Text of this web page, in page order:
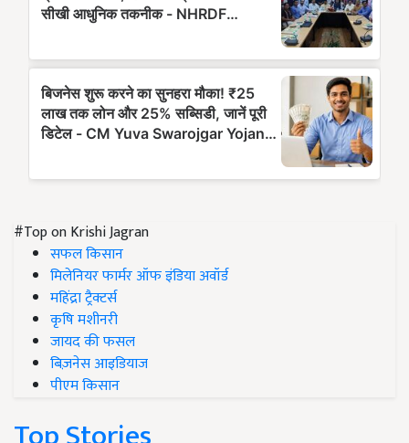
#Top on Krishi Jagran
सफल किसान
मिलेनियर फार्मर ऑफ इंडिया अवॉर्ड
महिंद्रा ट्रैक्टर्स
कृषि मशीनरी
जायद की फसल
बिज़नेस आइडियाज
पीएम किसान